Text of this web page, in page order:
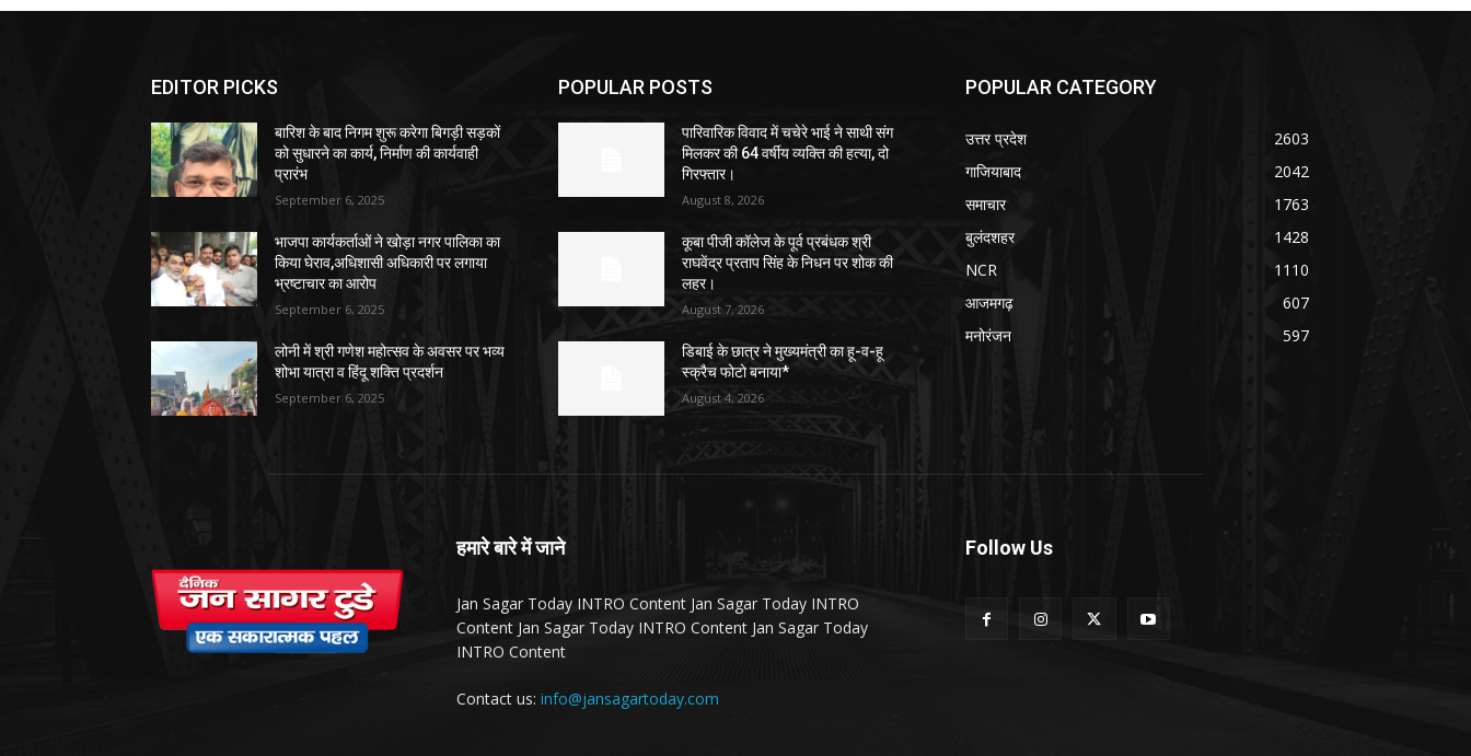
EDITOR PICKS
बारिश के बाद निगम शुरू करेगा बिगड़ी सड़कों
को सुधारने का कार्य, निर्माण की कार्यवाही
प्रारंभ
September 6, 2025
भाजपा कार्यकर्ताओं ने खोड़ा नगर पालिका का
किया घेराव,अधिशासी अधिकारी पर लगाया
भ्रष्टाचार का आरोप
September 6, 2025
लोनी में श्री गणेश महोत्सव के अवसर पर भव्य
शोभा यात्रा व हिंदू शक्ति प्रदर्शन
September 6, 2025
POPULAR POSTS
पारिवारिक विवाद में चचेरे भाई ने साथी संग
मिलकर की 64 वर्षीय व्यक्ति की हत्या, दो
गिरफ्तार।
August 8, 2026
कूबा पीजी कॉलेज के पूर्व प्रबंधक श्री
राघवेंद्र प्रताप सिंह के निधन पर शोक की
लहर।
August 7, 2026
डिबाई के छात्र ने मुख्यमंत्री का हू-व-हू
स्क्रैच फोटो बनाया*
August 4, 2026
POPULAR CATEGORY
उत्तर प्रदेश
2603
गाजियाबाद
2042
समाचार
1763
बुलंदशहर
1428
NCR
1110
आजमगढ़
607
मनोरंजन
597
हमारे बारे में जाने
Jan Sagar Today INTRO Content Jan Sagar Today INTRO
Content Jan Sagar Today INTRO Content Jan Sagar Today
INTRO Content
Contact us: info@jansagartoday.com
Follow Us